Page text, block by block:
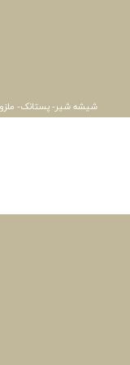
شیشه شیر- پستانک-